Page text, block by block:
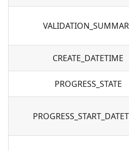
CREATE_DATETIME
PROGRESS_STATE